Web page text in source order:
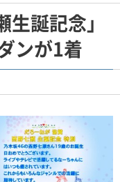
誕記念」
ンが1着